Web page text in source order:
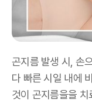
곤지름 발생 시
손
다 빠른 시일 내에
것이 곤지름을을